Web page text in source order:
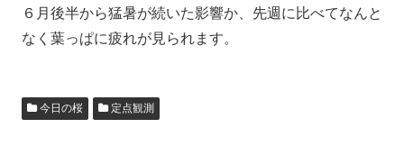
６月後半から猛暑が続いた影響か、先週に比べてなんと
なく葉っぱに疲れが見られます。
今日の桜 定点観測